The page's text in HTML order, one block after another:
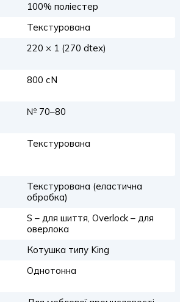
100% поліестер
Текстурована
220 × 1 (270 dtex)
800 сN
№ 70–80
Текстурована
Текстурована (еластична
обробка)
S – для шиття, Overlock – для
оверлока
Котушка типу King
Однотонна